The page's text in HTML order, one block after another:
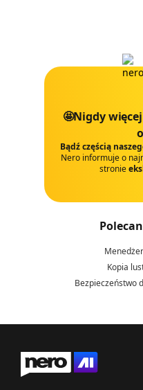
🤩Nigdy
Bądź częścią
Nero informuje o
stronie
Kopia
Bezpieczeństwo